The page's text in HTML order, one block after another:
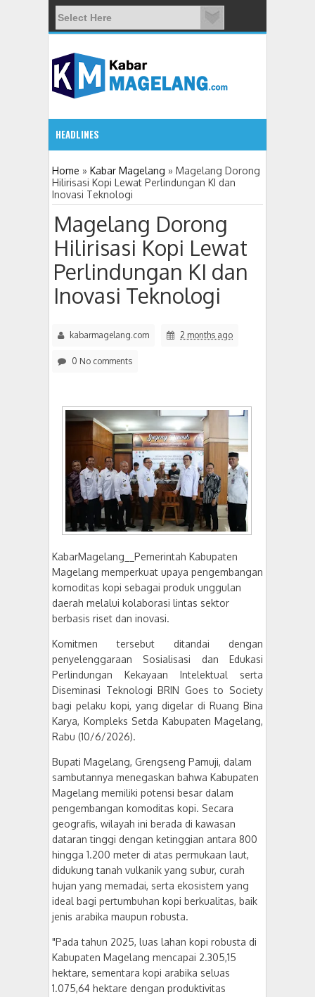
HEADLINES
09:08 AM
Wali Kota Magelang: Warga Bukan Sekadar Objek P
Home » Kabar Magelang » Magelang Dorong
Hilirisasi Kopi Lewat Perlindungan KI dan
Inovasi Teknologi
Magelang Dorong
Hilirisasi Kopi Lewat
Perlindungan KI dan
Inovasi Teknologi
kabarmagelang.com 2 months ago
0 No comments
KabarMagelang__Pemerintah Kabupaten
Magelang memperkuat upaya pengembangan
komoditas kopi sebagai produk unggulan
daerah melalui kolaborasi lintas sektor
berbasis riset dan inovasi.
Komitmen tersebut ditandai dengan
penyelenggaraan Sosialisasi dan Edukasi
Perlindungan Kekayaan Intelektual serta
Diseminasi Teknologi BRIN Goes to Society
bagi pelaku kopi, yang digelar di Ruang Bina
Karya, Kompleks Setda Kabupaten Magelang,
Rabu (10/6/2026).
Bupati Magelang, Grengseng Pamuji, dalam
sambutannya menegaskan bahwa Kabupaten
Magelang memiliki potensi besar dalam
pengembangan komoditas kopi. Secara
geografis, wilayah ini berada di kawasan
dataran tinggi dengan ketinggian antara 800
hingga 1.200 meter di atas permukaan laut,
didukung tanah vulkanik yang subur, curah
hujan yang memadai, serta ekosistem yang
ideal bagi pertumbuhan kopi berkualitas, baik
jenis arabika maupun robusta.
"Pada tahun 2025, luas lahan kopi robusta di
Kabupaten Magelang mencapai 2.305,15
hektare, sementara kopi arabika seluas
1.075,64 hektare dengan produktivitas